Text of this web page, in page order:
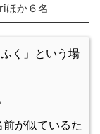
ほか６名
く」という場
が似ているた